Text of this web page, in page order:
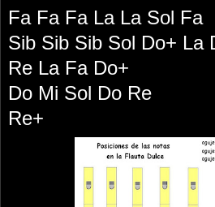
Fa Fa Fa La La Sol Fa
Sib Sib Sib Sol Do+ La
Re La Fa Do+
Do Mi Sol Do Re
Re+